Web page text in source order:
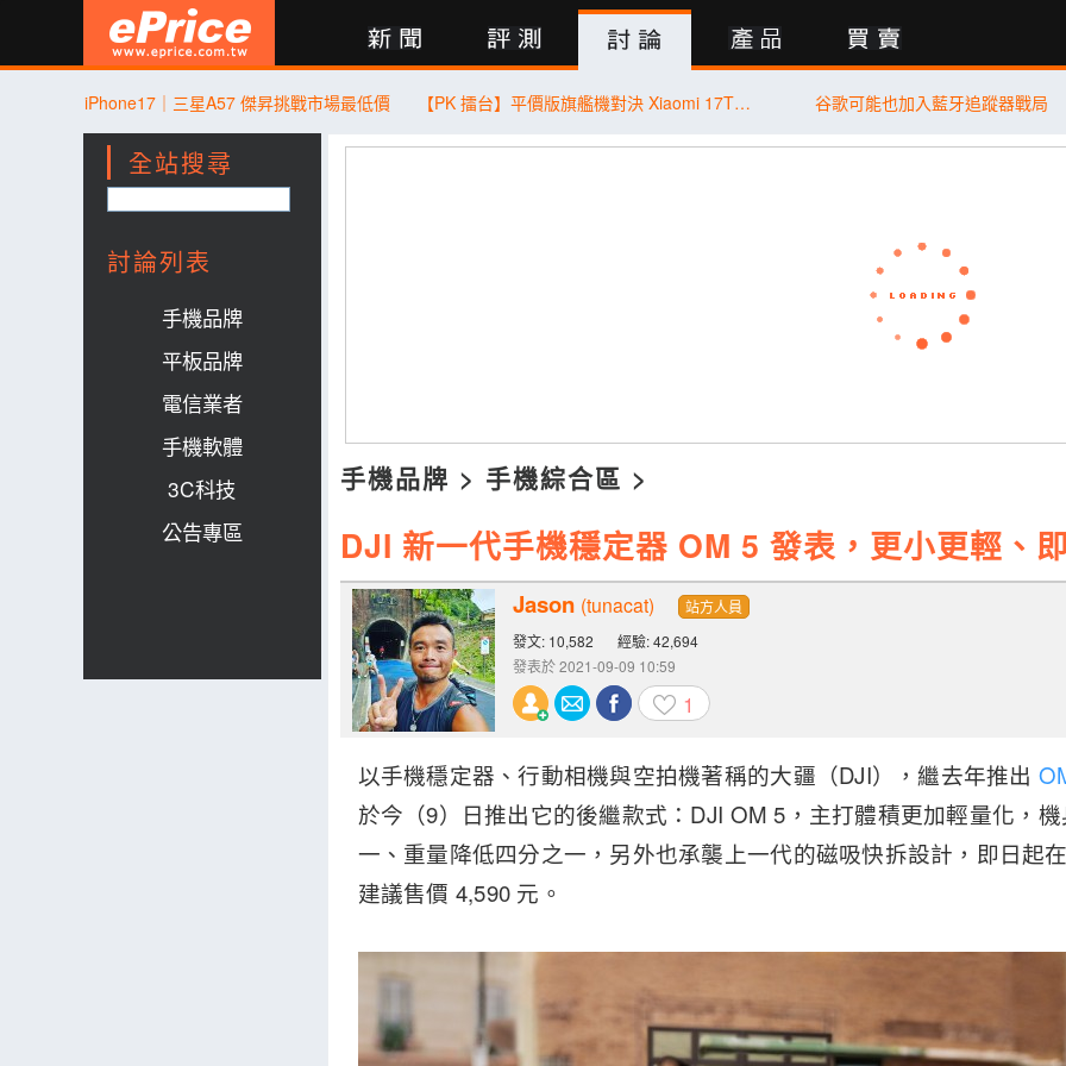
評測 討論 產品 買賣 商城 登入 行動版
iPhone17｜三星A57 傑昇挑戰市場最低價 【PK 擂台】平價版旗艦機對決 Xiaomi 17T Pro V.S. vivo X300 FE 谷歌可能也加入藍牙追蹤器戰局
全站搜尋
討論列表
手機品牌
平板品牌
電信業者
手機軟體
3C科技
公告專區
手機品牌 > 手機綜合區 >
DJI 新一代手機穩定器 OM 5 發表，更小更輕、
Jason (tunacat)
站方人員
發文: 10,582
經驗: 42,694
發表於 2021-09-09 10:59
1
以手機穩定器、行動相機與空拍機著稱的大疆（DJI），繼去年推出
於今（9）日推出它的後繼款式：DJI OM 5，主打體積更加輕量化，
一、重量降低四分之一，另外也承襲上一代的磁吸快拆設計，即日起
建議售價 4,590 元。